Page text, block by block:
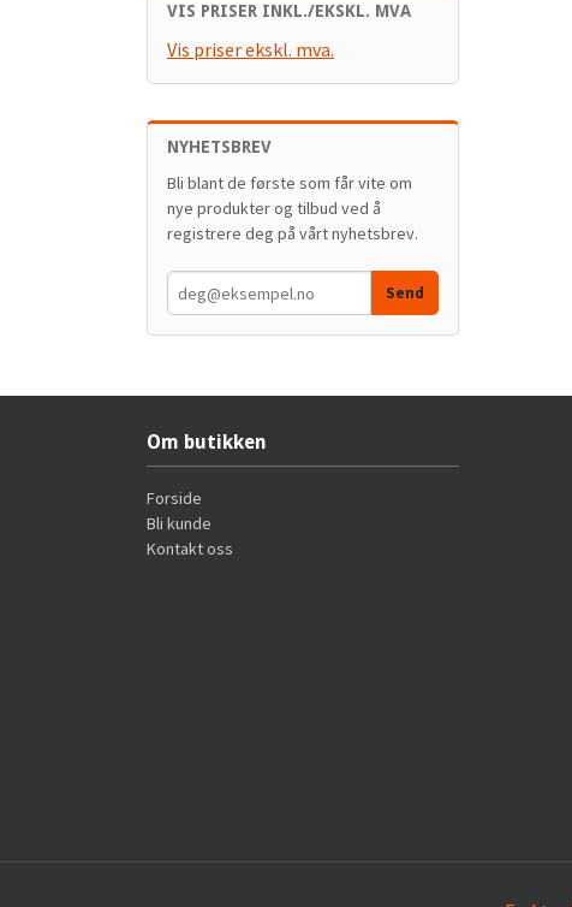
VIS PRISER INKL./EKSKL. MVA
Vis priser ekskl. mva.
NYHETSBREV
Bli blant de første som får vite om
nye produkter og tilbud ved å
registrere deg på vårt nyhetsbrev.
Om butikken
Forside
Bli kunde
Kontakt oss